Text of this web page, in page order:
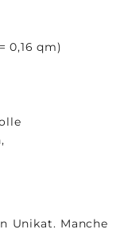
0,16 qm)
Unikat. Manche